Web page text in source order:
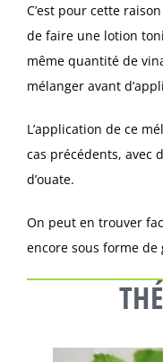
C’est pour cette
de faire une lotion
même quantité de
mélanger avant
L’application de ce
cas précédents, avec
d’ouate.
On peut en trouver
encore sous forme de